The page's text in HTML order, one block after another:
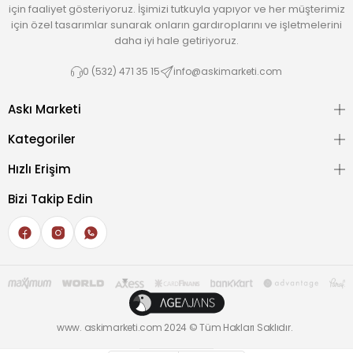
Özellikle mağaza ve butiklerde profesyonel bir sunum sağlarken,
ev kullanımında da düzenli ve şık bir dolap görünümü oluşturur.
için faaliyet gösteriyoruz. İşimizi tutkuyla yapıyor ve her müşterimiz
için özel tasarımlar sunarak onların gardıroplarını ve işletmelerini
daha iyi hale getiriyoruz.
0 (532) 471 35 15 info@askimarketi.com
Askı Marketi
Kategoriler
Hızlı Erişim
Bizi Takip Edin
www. askimarketi.com 2024 © Tüm Hakları Saklıdır.